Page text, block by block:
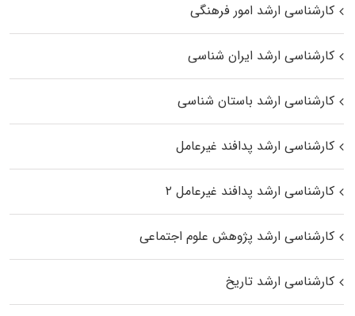
کارشناسی ارشد امور فرهنگی
کارشناسی ارشد ایران شناسی
کارشناسی ارشد باستان شناسی
کارشناسی ارشد پدافند غیرعامل
کارشناسی ارشد پدافند غیرعامل ۲
کارشناسی ارشد پژوهش علوم اجتماعی
کارشناسی ارشد تاریخ